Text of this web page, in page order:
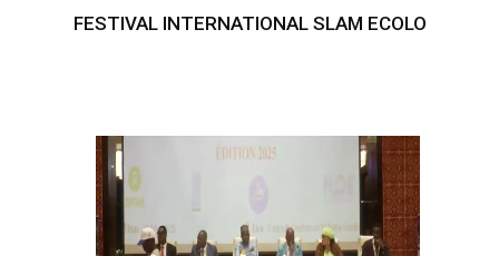
FESTIVAL INTERNATIONAL SLAM ECOLO